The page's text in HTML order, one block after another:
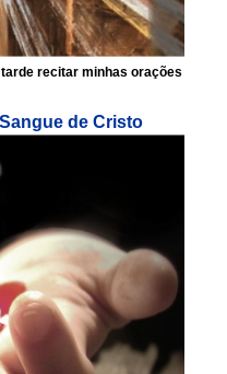
recitar minhas orações
de Cristo